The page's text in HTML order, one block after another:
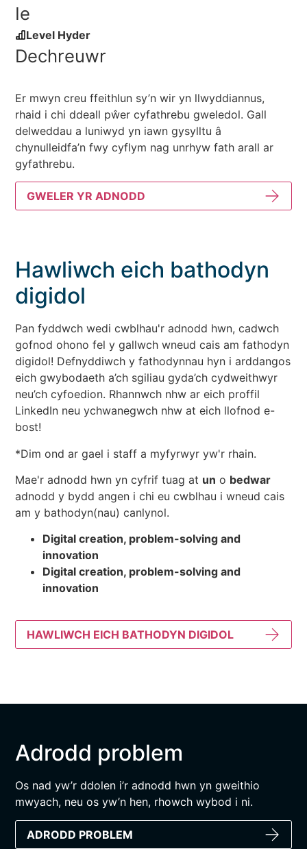
Ie
Level Hyder
Dechreuwr
Er mwyn creu ffeithlun sy’n wir yn llwyddiannus,
rhaid i chi ddeall pŵer cyfathrebu gweledol. Gall
delweddau a luniwyd yn iawn gysylltu â
chynulleidfa’n fwy cyflym nag unrhyw fath arall ar
gyfathrebu.
GWELER YR ADNODD
Hawliwch eich bathodyn
digidol
Pan fyddwch wedi cwblhau'r adnodd hwn, cadwch
gofnod ohono fel y gallwch wneud cais am fathodyn
digidol! Defnyddiwch y fathodynnau hyn i arddangos
eich gwybodaeth a’ch sgiliau gyda’ch cydweithwyr
neu’ch cyfoedion. Rhannwch nhw ar eich proffil
LinkedIn neu ychwanegwch nhw at eich llofnod e-
bost!
*Dim ond ar gael i staff a myfyrwyr yw'r rhain.
Mae'r adnodd hwn yn cyfrif tuag at un o bedwar
adnodd y bydd angen i chi eu cwblhau i wneud cais
am y bathodyn(nau) canlynol.
Digital creation, problem-solving and
innovation
Digital creation, problem-solving and
innovation
HAWLIWCH EICH BATHODYN DIGIDOL
Adrodd problem
Os nad yw’r ddolen i’r adnodd hwn yn gweithio
mwyach, neu os yw’n hen, rhowch wybod i ni.
ADRODD PROBLEM